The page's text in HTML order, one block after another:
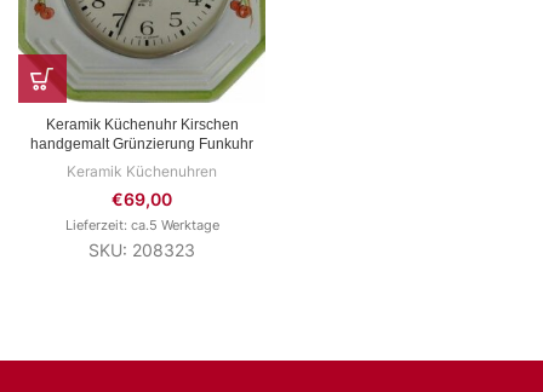
Keramik Küchenuhr Kirschen
handgemalt Grünzierung Funkuhr
Keramik Küchenuhren
€69,00
Lieferzeit: ca.5 Werktage
SKU: 208323